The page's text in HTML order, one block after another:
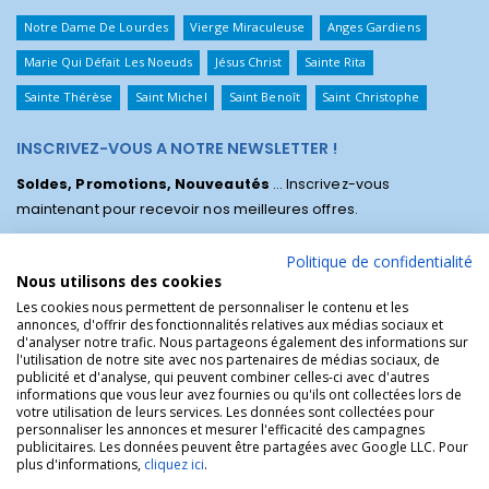
Notre Dame De Lourdes Vierge Miraculeuse Anges Gardiens
Marie Qui Défait Les Noeuds Jésus Christ Sainte Rita
Sainte Thérèse Saint Michel Saint Benoît Saint Christophe
INSCRIVEZ-VOUS A NOTRE NEWSLETTER !
Soldes, Promotions, Nouveautés ... Inscrivez-vous
maintenant pour recevoir nos meilleures offres.
La Boutique des Chrétiens © | La boutique religieuse chrétienne de
référence !.
Politique de confidentialité
Nous utilisons des cookies
Les cookies nous permettent de personnaliser le contenu et les
annonces, d'offrir des fonctionnalités relatives aux médias sociaux et
d'analyser notre trafic. Nous partageons également des informations sur
l'utilisation de notre site avec nos partenaires de médias sociaux, de
publicité et d'analyse, qui peuvent combiner celles-ci avec d'autres
informations que vous leur avez fournies ou qu'ils ont collectées lors de
votre utilisation de leurs services. Les données sont collectées pour
personnaliser les annonces et mesurer l'efficacité des campagnes
publicitaires. Les données peuvent être partagées avec Google LLC. Pour
plus d'informations, cliquez ici.